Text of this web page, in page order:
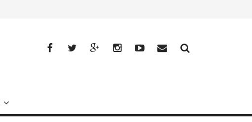
facebook
TwitterGoogle+InstagramYouTube
Email